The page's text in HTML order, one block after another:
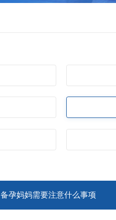
备孕妈妈需要注意什么事项